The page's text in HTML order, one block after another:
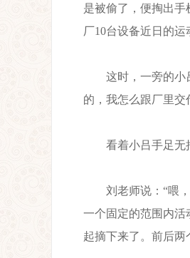
是被偷了，便掏出
厂10台设备近日的
这时，一旁的小吕
的，我怎么跟厂里
看着小吕手足无措
刘老师说：“喂，
一个固定的范围内活
起摘下来了。前后